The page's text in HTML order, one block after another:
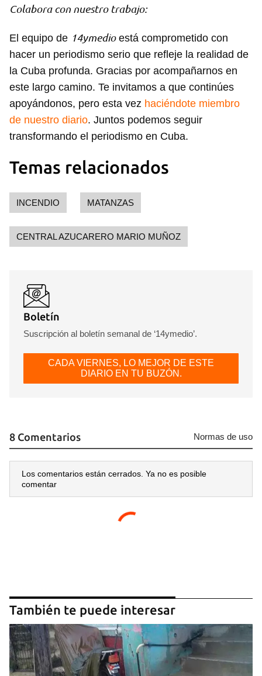
Guardar como favorito
Para poder guardar como favorito, primero has de
iniciar sesión con tu cuenta de 14ymedio.
INICIAR SESIÓN CANCELAR
Colabora con nuestro trabajo:
El equipo de 14ymedioestá comprometido con
hacer un periodismo serio que refleje la realidad de
la Cuba profunda. Gracias por acompañarnos en
este largo camino. Te invitamos a que continúes
apoyándonos, pero esta vez haciéndote miembro
de nuestro diario. Juntos podemos seguir
transformando el periodismo en Cuba.
Temas relacionados
INCENDIO MATANZAS
CENTRAL AZUCARERO MARIO MUÑOZ
Boletín
Suscripción al boletín semanal de ‘14ymedio’.
CADA VIERNES, LO MEJOR DE ESTE
DIARIO EN TU BUZÓN.
8 Comentarios Normas de uso
Los comentarios están cerrados. Ya no es posible
comentar
También te puede interesar